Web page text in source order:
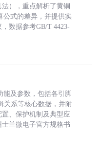
法），重点解析了黄铜
公式的差异，并提供实
数据参考GB/T 4423-
能及参数，包括各引脚
关系等核心数据，并附
、保护机制及典型应
兰微电子官方规格书